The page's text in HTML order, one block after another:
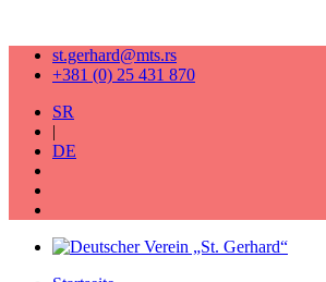
st.gerhard@mts.rs
+381 (0) 25 431 870
SR
|
DE